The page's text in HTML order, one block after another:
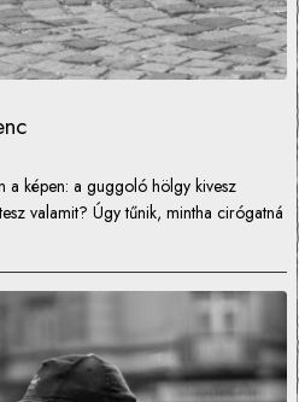
a képen: a guggoló hölgy kivesz
valamit? Úgy tűnik, mintha cirógatná